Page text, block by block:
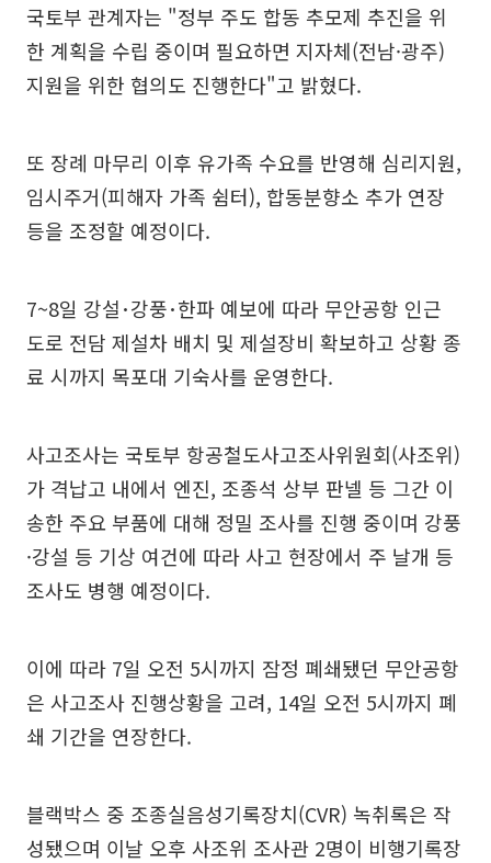
국토부 관계자는 "정부 주도 합동 추모제 추진을 위
한 계획을 수립 중이며 필요하면 지자체(전남·광주)
지원을 위한 협의도 진행한다"고 밝혔다.
또 장례 마무리 이후 유가족 수요를 반영해 심리지원,
임시주거(피해자 가족 쉼터), 합동분향소 추가 연장
등을 조정할 예정이다.
7~8일 강설･강풍･한파 예보에 따라 무안공항 인근
도로 전담 제설차 배치 및 제설장비 확보하고 상황 종
료 시까지 목포대 기숙사를 운영한다.
사고조사는 국토부 항공철도사고조사위원회(사조위)
가 격납고 내에서 엔진, 조종석 상부 판넬 등 그간 이
송한 주요 부품에 대해 정밀 조사를 진행 중이며 강풍
·강설 등 기상 여건에 따라 사고 현장에서 주 날개 등
조사도 병행 예정이다.
이에 따라 7일 오전 5시까지 잠정 폐쇄됐던 무안공항
은 사고조사 진행상황을 고려, 14일 오전 5시까지 폐
쇄 기간을 연장한다.
블랙박스 중 조종실음성기록장치(CVR) 녹취록은 작
성됐으며 이날 오후 사조위 조사관 2명이 비행기록장